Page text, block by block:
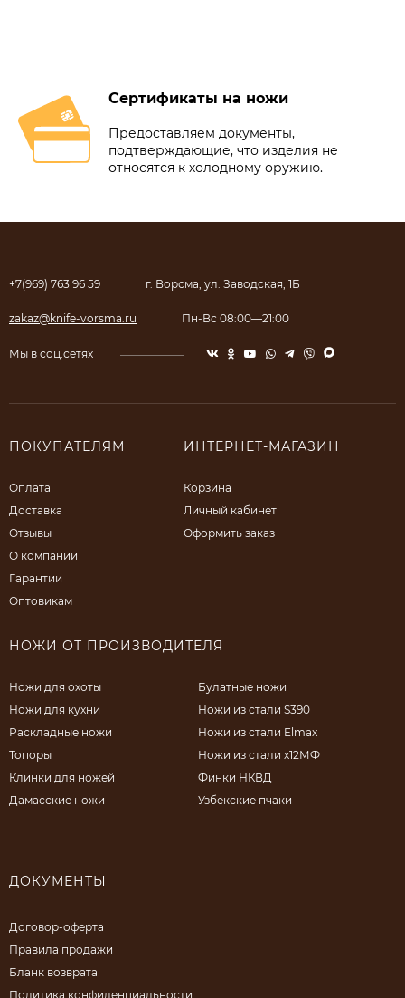
Сертификаты на ножи
Предоставляем документы,
подтверждающие, что изделия не
относятся к холодному оружию.
+7(969) 763 96 59 г. Ворсма, ул. Заводская, 1Б
zakaz@knife-vorsma.ru Пн-Вс 08:00—21:00
Мы в соц.сетях
ПОКУПАТЕЛЯМ
Оплата
Доставка
Отзывы
О компании
Гарантии
Оптовикам
ИНТЕРНЕТ-МАГАЗИН
Корзина
Личный кабинет
Оформить заказ
НОЖИ ОТ ПРОИЗВОДИТЕЛЯ
Ножи для охоты
Ножи для кухни
Раскладные ножи
Топоры
Клинки для ножей
Дамасские ножи
Булатные ножи
Ножи из стали S390
Ножи из стали Elmax
Ножи из стали х12МФ
Финки НКВД
Узбекские пчаки
ДОКУМЕНТЫ
Договор-оферта
Правила продажи
Бланк возврата
Политика конфиденциальности